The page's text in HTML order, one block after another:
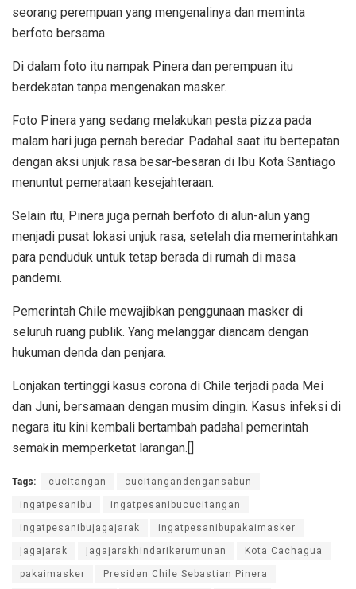
seorang perempuan yang mengenalinya dan meminta
berfoto bersama.
Di dalam foto itu nampak Pinera dan perempuan itu
berdekatan tanpa mengenakan masker.
Foto Pinera yang sedang melakukan pesta pizza pada
malam hari juga pernah beredar. Padahal saat itu bertepatan
dengan aksi unjuk rasa besar-besaran di Ibu Kota Santiago
menuntut pemerataan kesejahteraan.
Selain itu, Pinera juga pernah berfoto di alun-alun yang
menjadi pusat lokasi unjuk rasa, setelah dia memerintahkan
para penduduk untuk tetap berada di rumah di masa
pandemi.
Pemerintah Chile mewajibkan penggunaan masker di
seluruh ruang publik. Yang melanggar diancam dengan
hukuman denda dan penjara.
Lonjakan tertinggi kasus corona di Chile terjadi pada Mei
dan Juni, bersamaan dengan musim dingin. Kasus infeksi di
negara itu kini kembali bertambah padahal pemerintah
semakin memperketat larangan.[]
Tags: cucitangan cucitangandengansabun
ingatpesanibu ingatpesanibucucitangan
ingatpesanibujagajarak ingatpesanibupakaimasker
jagajarak jagajarakhindarikerumunan Kota Cachagua
pakaimasker Presiden Chile Sebastian Pinera